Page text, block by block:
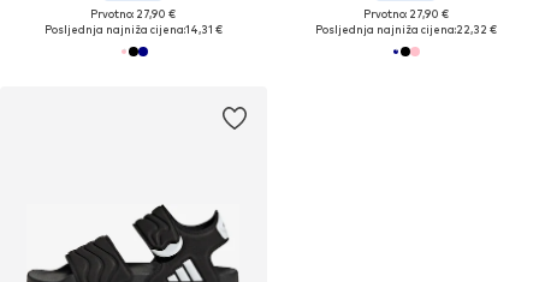
Prvotno: 27,90 €
Posljednja najniža cijena:14,31 €
Prvotno: 27,90 €
Posljednja najniža cijena:22,32 €